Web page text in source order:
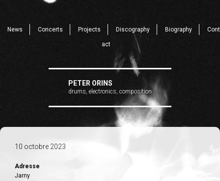
News Concerts Projects Discography Biography Cont
act
PETER ORINS
drums, electronics, composition
10 octobre 2023
Adresse
Jarny